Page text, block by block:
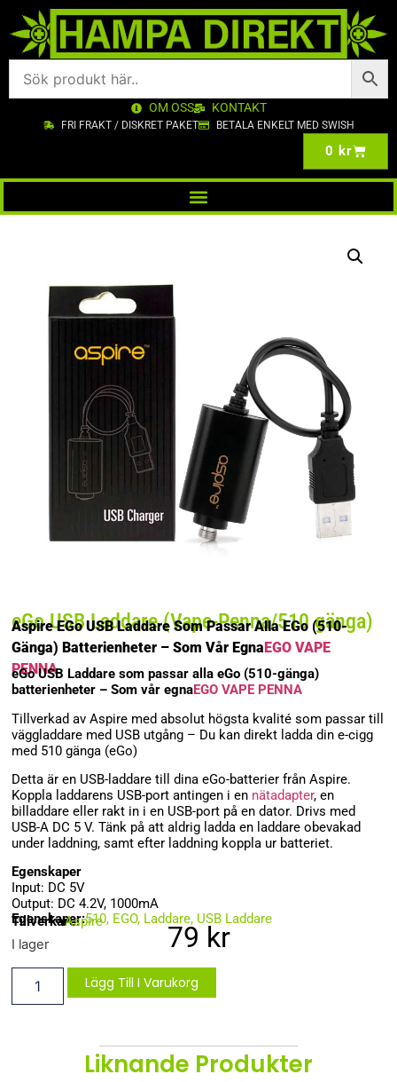
OM OSS KONTAKT
FRI FRAKT / DISKRET PAKET BETALA ENKELT MED SWISH
0 kr
eGo USB Laddare (Vape-Penna/510 gänga)
Aspire EGo USB Laddare Som Passar Alla EGo (510-
Gänga) Batterienheter – Som Vår EgnaEGO VAPE
PENNA
eGo USB Laddare som passar alla eGo (510-gänga)
batterienheter – Som vår egnaEGO VAPE PENNA
Tillverkad av Aspire med absolut högsta kvalité som passar till
väggladdare med USB utgång – Du kan direkt ladda din e-cigg
med 510 gänga (eGo)
Detta är en USB-laddare till dina eGo-batterier från Aspire.
Koppla laddarens USB-port antingen i en nätadapter, en
billaddare eller rakt in i en USB-port på en dator. Drivs med
USB-A DC 5 V. Tänk på att aldrig ladda en laddare obevakad
under laddning, samt efter laddning koppla ur batteriet.
Egenskaper
Input: DC 5V
Output: DC 4.2V, 1000mA
Egenskaper:510, EGO, Laddare, USB Laddare
Tillverkare:Aspire 79 kr
I lager
Lägg Till I Varukorg
Liknande Produkter